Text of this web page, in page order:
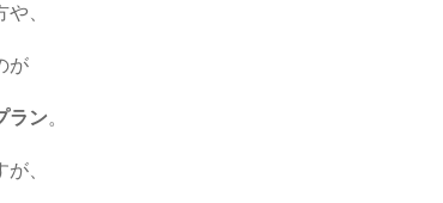
、
が
ラン。
、